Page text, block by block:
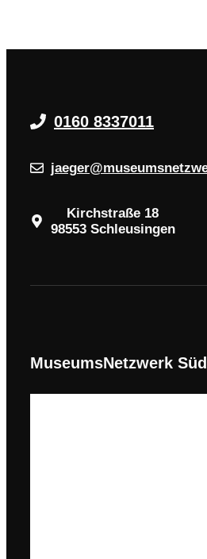
0160 8337011
Kirchstraße 18
98553 Schleusingen
MuseumsNetzwerk